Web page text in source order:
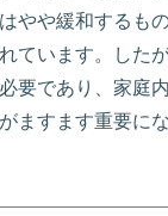
やや緩和するも
ています。した
要であり、家庭
ますます重要に